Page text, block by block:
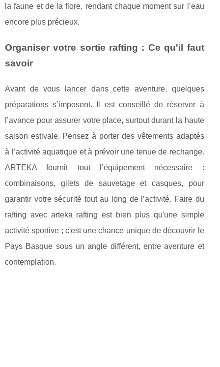
la faune et de la flore, rendant chaque moment sur l’eau
encore plus précieux.
Organiser votre sortie rafting : Ce qu'il faut
savoir
Avant de vous lancer dans cette aventure, quelques
préparations s’imposent. Il est conseillé de réserver à
l’avance pour assurer votre place, surtout durant la haute
saison estivale. Pensez à porter des vêtements adaptés
à l’activité aquatique et à prévoir une tenue de rechange.
ARTEKA fournit tout l’équipement nécessaire :
combinaisons, gilets de sauvetage et casques, pour
garantir votre sécurité tout au long de l’activité. Faire du
rafting avec arteka rafting est bien plus qu'une simple
activité sportive ; c'est une chance unique de découvrir le
Pays Basque sous un angle différent, entre aventure et
contemplation.